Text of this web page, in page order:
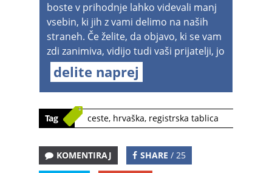
boste v prihodnje lahko videvali manj
vsebin, ki jih z vami delimo na naših
straneh. Če želite, da objavo, ki se vam
zdi zanimiva, vidijo tudi vaši prijatelji, jo
delite naprej
Tag ceste, hrvaška, registrska tablica
KOMENTIRAJ SHARE / 25